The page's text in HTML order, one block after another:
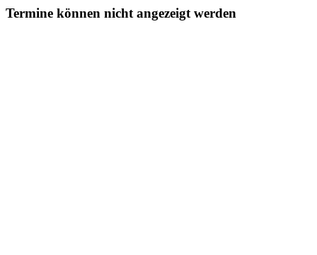
Termine können nicht angezeigt werden